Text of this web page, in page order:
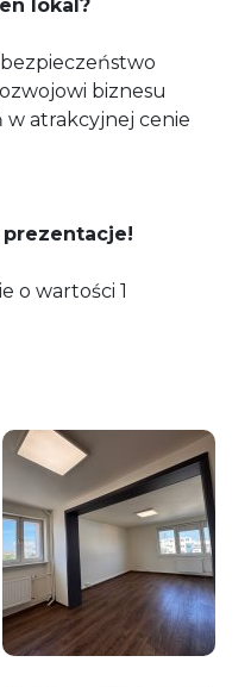
lokal?
biznesu
atrakcyjnej cenie
o wartości 1